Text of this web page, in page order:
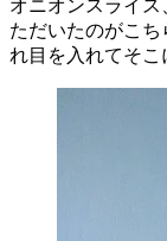
オニオンスライ
ただいたのがこ
れ目を入れてそこ